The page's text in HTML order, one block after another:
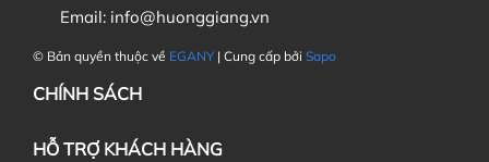
Email: info@huonggiang.vn
© Bản quyền thuộc về EGANY | Cung cấp bởi Sapo
CHÍNH SÁCH
HỖ TRỢ KHÁCH HÀNG